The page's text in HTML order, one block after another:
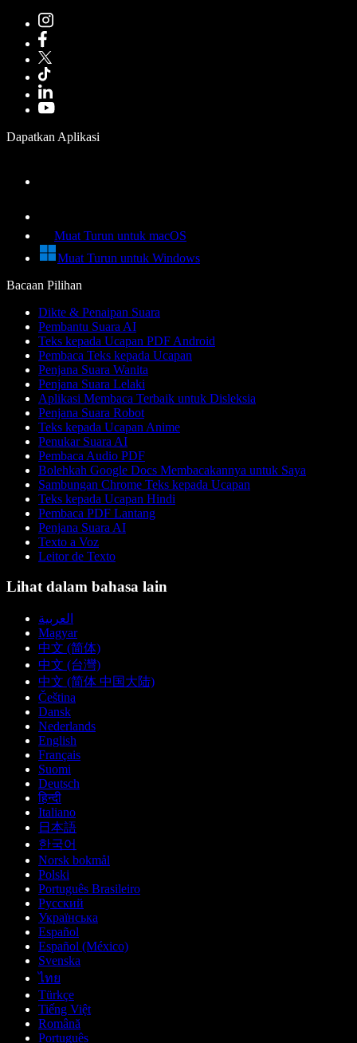
Dapatkan Aplikasi
Muat Turun untuk macOS
Muat Turun untuk Windows
Bacaan Pilihan
Dikte & Penaipan Suara
Pembantu Suara AI
Teks kepada Ucapan PDF Android
Pembaca Teks kepada Ucapan
Penjana Suara Wanita
Penjana Suara Lelaki
Aplikasi Membaca Terbaik untuk Disleksia
Penjana Suara Robot
Teks kepada Ucapan Anime
Penukar Suara AI
Pembaca Audio PDF
Bolehkah Google Docs Membacakannya untuk Saya
Sambungan Chrome Teks kepada Ucapan
Teks kepada Ucapan Hindi
Pembaca PDF Lantang
Penjana Suara AI
Texto a Voz
Leitor de Texto
Lihat dalam bahasa lain
العربية
Magyar
中文 (简体)
中文 (台灣)
中文 (简体 中国大陆)
Čeština
Dansk
Nederlands
English
Français
Suomi
Deutsch
हिन्दी
Italiano
日本語
한국어
Norsk bokmål
Polski
Português Brasileiro
Русский
Українська
Español
Español (México)
Svenska
ไทย
Türkçe
Tiếng Việt
Română
Português